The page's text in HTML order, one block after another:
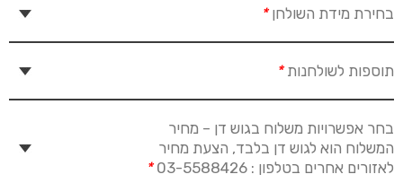
בחירת מידת השולחן*
תוספות לשולחנות*
בחר אפשרויות משלוח בגוש דן – מחיר
המשלוח הוא לגוש דן בלבד, הצעת מחיר
לאזורים אחרים בטלפון : 03-5588426
*